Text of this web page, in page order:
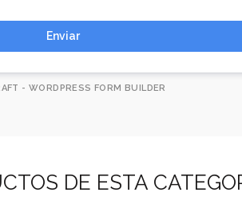
Enviar
- WORDPRESS FORM BUILDER
DE ESTA